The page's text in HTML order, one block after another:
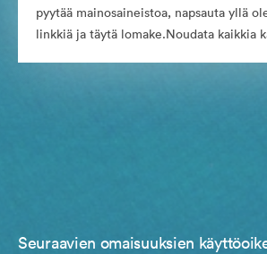
pyytää mainosaineistoa, napsauta yllä
linkkiä ja täytä lomake.Noudata kaikkia
Seuraavien omaisuuksien